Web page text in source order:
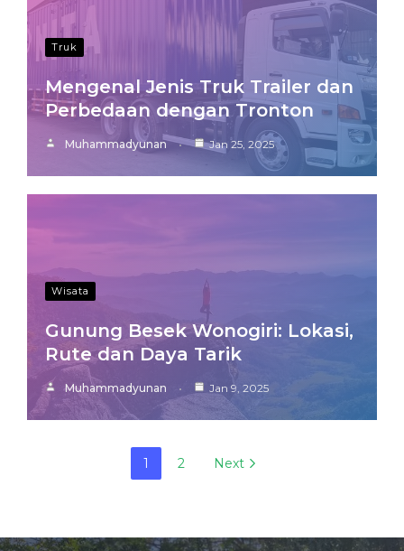
Truk
Mengenal Jenis Truk Trailer dan
Perbedaan dengan Tronton
Muhammadyunan Jan 25, 2025
Wisata
Gunung Besek Wonogiri: Lokasi,
Rute dan Daya Tarik
Muhammadyunan Jan 9, 2025
1 2 Next